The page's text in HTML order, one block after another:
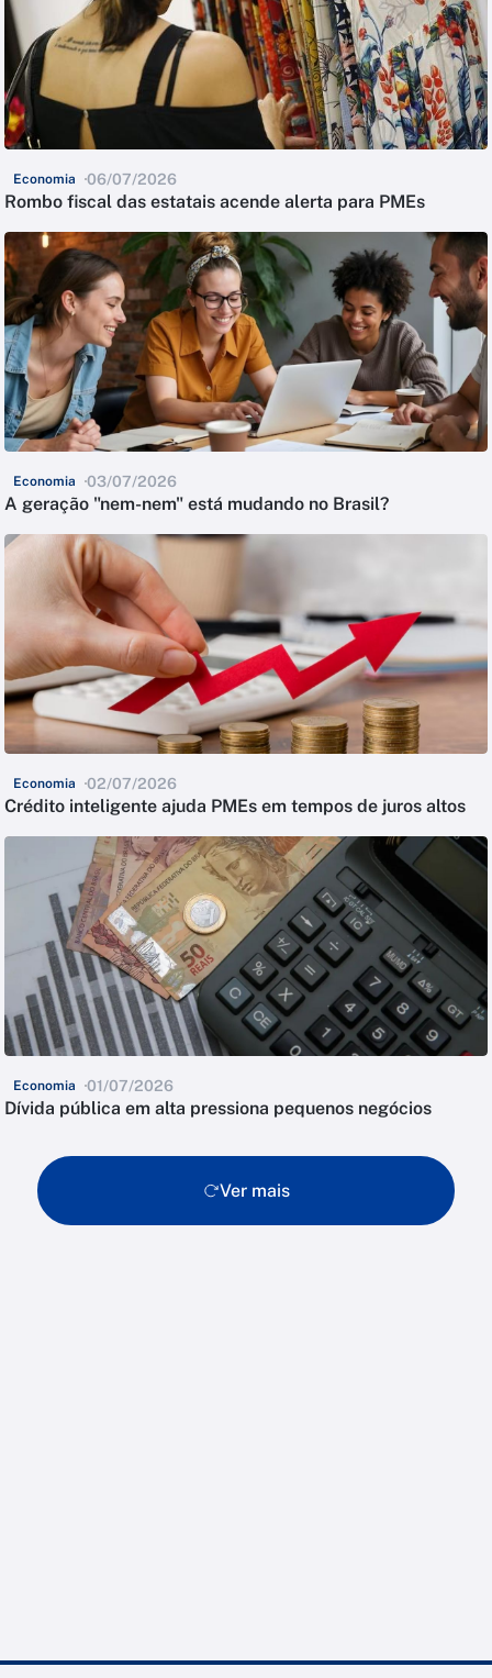
Economia 06/07/2026
Rombo fiscal das estatais acende alerta para PMEs
Economia 03/07/2026
A geração "nem-nem" está mudando no Brasil?
Economia 02/07/2026
Crédito inteligente ajuda PMEs em tempos de juros altos
Economia 01/07/2026
Dívida pública em alta pressiona pequenos negócios
Ver mais